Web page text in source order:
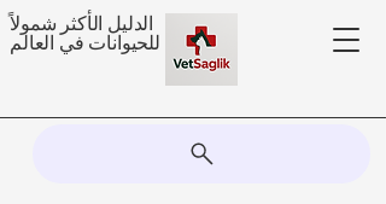
الدليل الأكثر شمولاً
للحيوانات في العالم